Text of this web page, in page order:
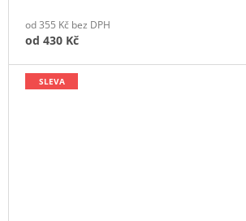
od 355 Kč bez DPH
od 430 Kč
SLEVA